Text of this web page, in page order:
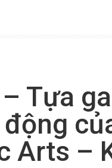
Tựa
Arts –